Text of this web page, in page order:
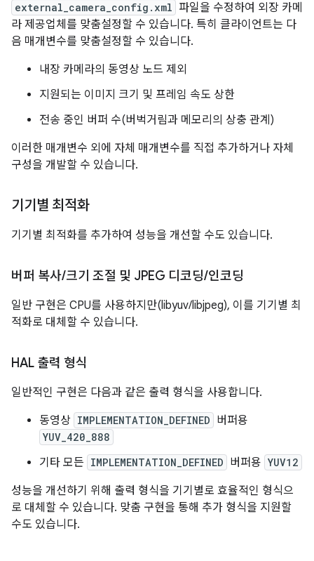
external_camera_config.xml 파일을 수정하여 외장 카메
라 제공업체를 맞춤설정할 수 있습니다. 특히 클라이언트는 다
음 매개변수를 맞춤설정할 수 있습니다.
내장 카메라의 동영상 노드 제외
지원되는 이미지 크기 및 프레임 속도 상한
전송 중인 버퍼 수(버벅거림과 메모리의 상충 관계)
이러한 매개변수 외에 자체 매개변수를 직접 추가하거나 자체
구성을 개발할 수 있습니다.
기기별 최적화
기기별 최적화를 추가하여 성능을 개선할 수도 있습니다.
버퍼 복사/크기 조절 및 JPEG 디코딩/인코딩
일반 구현은 CPU를 사용하지만(libyuv/libjpeg), 이를 기기별 최
적화로 대체할 수 있습니다.
HAL 출력 형식
일반적인 구현은 다음과 같은 출력 형식을 사용합니다.
동영상 IMPLEMENTATION_DEFINED 버퍼용
YUV_420_888
기타 모든 IMPLEMENTATION_DEFINED 버퍼용 YUV12
성능을 개선하기 위해 출력 형식을 기기별로 효율적인 형식으
로 대체할 수 있습니다. 맞춤 구현을 통해 추가 형식을 지원할
수도 있습니다.